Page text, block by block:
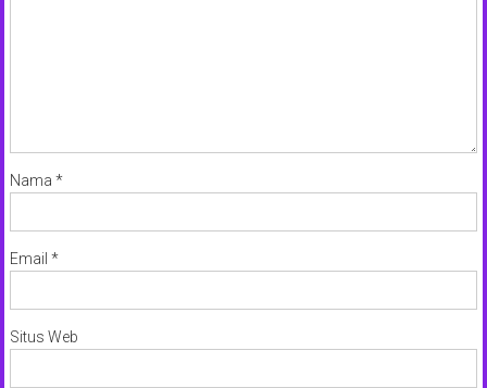
Nama *
Email *
Situs Web